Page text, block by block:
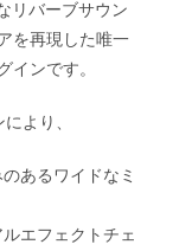
リバーブサウン
を再現した唯一
ンです。
より、
あるワイドなミ
エフェクトチェ